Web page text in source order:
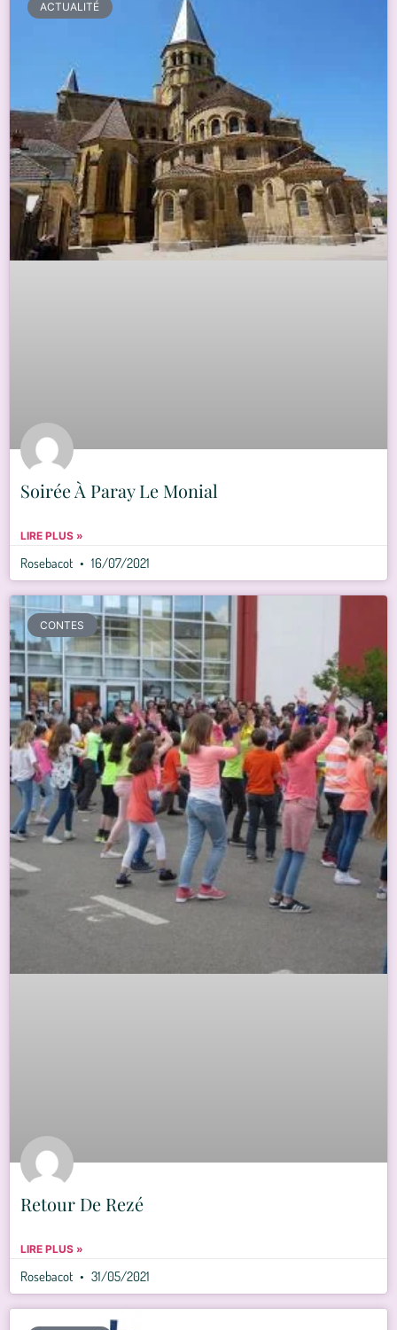
ACTUALITÉ
Soirée À Paray Le Monial
LIRE PLUS »
Rosebacot 16/07/2021
CONTES
Retour De Rezé
LIRE PLUS »
Rosebacot 31/05/2021